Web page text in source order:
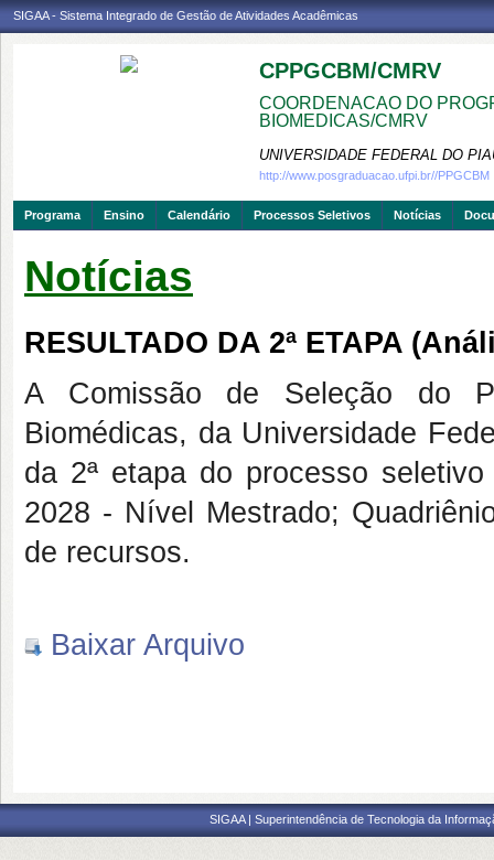
SIGAA - Sistema Integrado de Gestão de Atividades Acadêmicas
CPPGCBM/CMRV
COORDENACAO DO
BIOMEDICAS/CMRV
UNIVERSIDADE FEDERAL DO
http://www.posgraduacao.ufpi.br//PPGCBM
Programa Ensino Calendário Processos Seletivos Notícias
Notícias
RESULTADO DA 2ª ETAPA
A Comissão de Seleção do
Biomédicas, da Universidade
da 2ª etapa do processo
2028 - Nível Mestrado;
de recursos.
Baixar Arquivo
SIGAA | Superintendência de Tecnologia da